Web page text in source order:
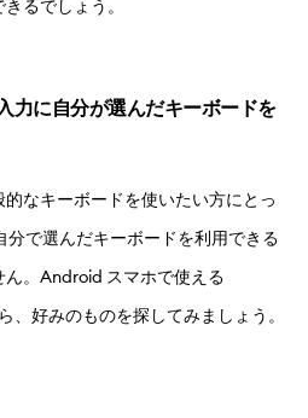
るでしょう。
力に自分が選んだキーボードを
なキーボードを使いたい方にとっ
で選んだキーボードを利用できる
。Android スマホで使える
好みのものを探してみましょう。